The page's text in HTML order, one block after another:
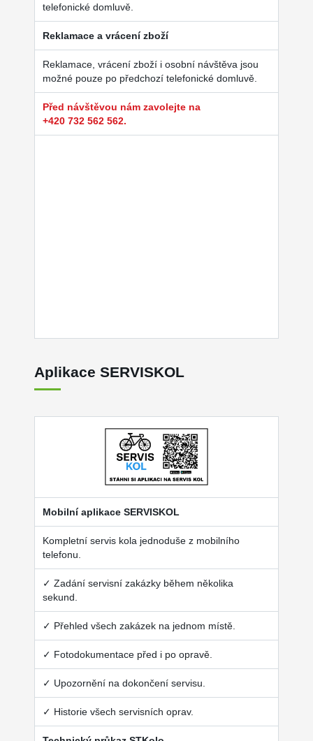
telefonické domluvě.
Reklamace a vrácení zboží
Reklamace, vrácení zboží i osobní návštěva jsou
možné pouze po předchozí telefonické domluvě.
Před návštěvou nám zavolejte na
+420 732 562 562.
Aplikace SERVISKOL
Mobilní aplikace SERVISKOL
Kompletní servis kola jednoduše z mobilního
telefonu.
✓ Zadání servisní zakázky během několika
sekund.
✓ Přehled všech zakázek na jednom místě.
✓ Fotodokumentace před i po opravě.
✓ Upozornění na dokončení servisu.
✓ Historie všech servisních oprav.